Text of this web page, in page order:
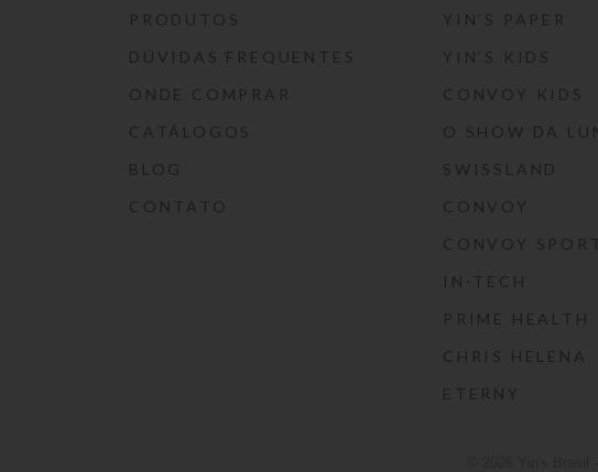
PRODUTOS
DÚVIDAS FREQUENTES
ONDE COMPRAR
CATÁLOGOS
BLOG
CONTATO
YIN’S PAPER
YIN’S KIDS
CONVOY KIDS
O SHOW DA
SWISSLAND
CONVOY
CONVOY
IN-TECH
PRIME HEALTH
CHRIS HELENA
ETERNY